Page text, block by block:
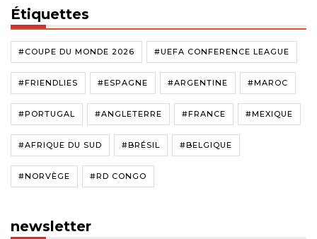
Étiquettes
#COUPE DU MONDE 2026 #UEFA CONFERENCE LEAGUE
#FRIENDLIES #ESPAGNE #ARGENTINE #MAROC
#PORTUGAL #ANGLETERRE #FRANCE #MEXIQUE
#AFRIQUE DU SUD #BRÉSIL #BELGIQUE
#NORVÈGE #RD CONGO
newsletter